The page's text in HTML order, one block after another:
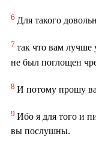
6 Для такого
7 так что вам лучше
не был поглощен
8 И потому прошу
9 Ибо я для того и
вы послушны.